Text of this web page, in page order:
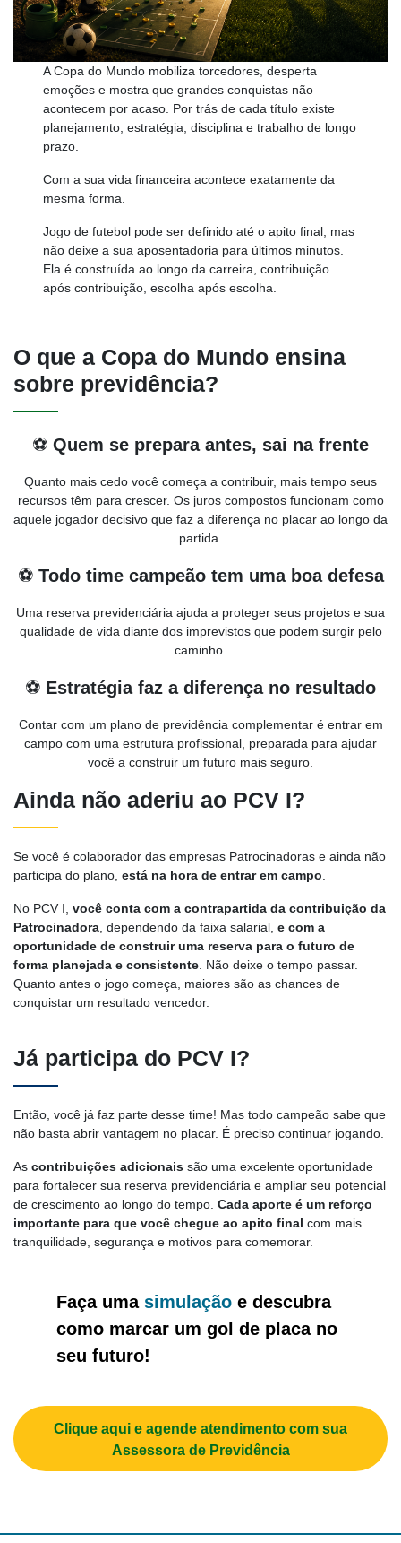
A Copa do Mundo mobiliza torcedores, desperta
emoções e mostra que grandes conquistas não
acontecem por acaso. Por trás de cada título existe
planejamento, estratégia, disciplina e trabalho de longo
prazo.
Com a sua vida financeira acontece exatamente da
mesma forma.
Jogo de futebol pode ser definido até o apito final, mas
não deixe a sua aposentadoria para últimos minutos.
Ela é construída ao longo da carreira, contribuição
após contribuição, escolha após escolha.
O que a Copa do Mundo ensina
sobre previdência?
⚽ Quem se prepara antes, sai na frente
Quanto mais cedo você começa a contribuir, mais tempo seus
recursos têm para crescer. Os juros compostos funcionam como
aquele jogador decisivo que faz a diferença no placar ao longo da
partida.
⚽ Todo time campeão tem uma boa defesa
Uma reserva previdenciária ajuda a proteger seus projetos e sua
qualidade de vida diante dos imprevistos que podem surgir pelo
caminho.
⚽ Estratégia faz a diferença no resultado
Contar com um plano de previdência complementar é entrar em
campo com uma estrutura profissional, preparada para ajudar
você a construir um futuro mais seguro.
Ainda não aderiu ao PCV I?
Se você é colaborador das empresas Patrocinadoras e ainda não
participa do plano, está na hora de entrar em campo
No PCV I, você conta com a contrapartida da contribuição da
Patrocinadora , dependendo da faixa salarial, e com a
oportunidade de construir uma reserva para o futuro de
forma planejada e consistente . Não deixe o tempo passar.
Quanto antes o jogo começa, maiores são as chances de
conquistar um resultado vencedor.
Já participa do PCV I?
Então, você já faz parte desse time! Mas todo campeão sabe que
não basta abrir vantagem no placar. É preciso continuar jogando.
As contribuições adicionais são uma excelente oportunidade
para fortalecer sua reserva previdenciária e ampliar seu potencial
de crescimento ao longo do tempo. Cada aporte é um reforço
importante para que você chegue ao apito final com mais
tranquilidade, segurança e motivos para comemorar.
Faça uma simulação e descubra
como marcar um gol de placa no
seu futuro!
Clique aqui e agende atendimento com sua
Assessora de Previdência